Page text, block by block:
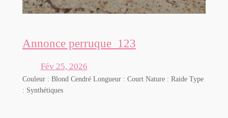
Annonce perruque_123
Fév 25, 2026
Couleur : Blond Cendré Longueur : Court Nature : Raide Type
: Synthétiques